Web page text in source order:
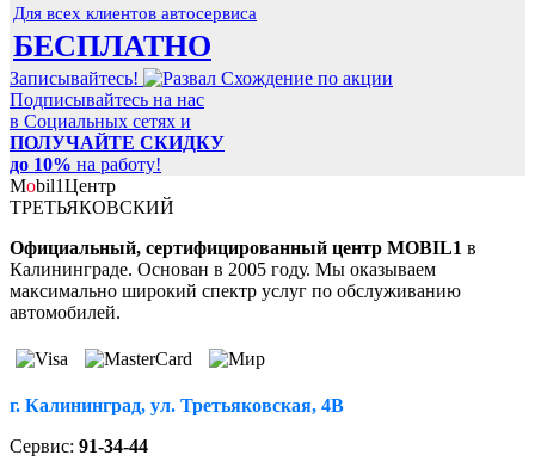
Для всех клиентов автосервиса
БЕСПЛАТНО
Записывайтесь!
Подписывайтесь на нас
в Социальных сетях и
ПОЛУЧАЙТЕ СКИДКУ
до 10% на работу!
Mobil1Центр
ТРЕТЬЯКОВСКИЙ
Официальный, сертифицированный центр MOBIL1 в
Калининграде. Основан в 2005 году. Мы оказываем
максимально широкий спектр услуг по обслуживанию
автомобилей.
г. Калининград, ул. Третьяковская, 4В
Сервис: 91-34-44